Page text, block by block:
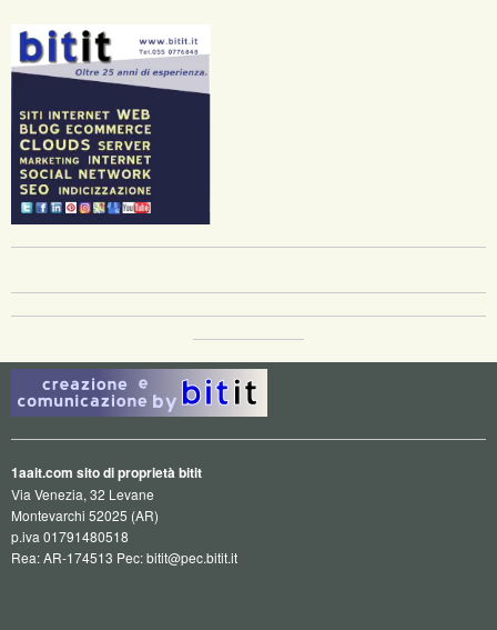
1aait.com sito di proprietà bitit
Via Venezia, 32 Levane
Montevarchi 52025 (AR)
p.iva 01791480518
Rea: AR-174513 Pec: bitit@pec.bitit.it